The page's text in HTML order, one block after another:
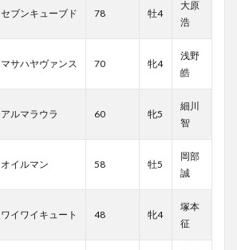
セブンキューブド 78 牡4
大原
浩
マサハヤヴァンス 70 牝4
浅野
皓
アルマラウラ 60 牝5
細川
智
オイルマン 58 牡5
岡部
誠
ワイワイキュート 48 牝4
塚本
征